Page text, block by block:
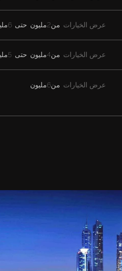
عرض الخيارات
عرض الخيارات
عرض الخيارات
من2مليون حتى 6مليون
من4مليون حتى 5مليون
من6مليون